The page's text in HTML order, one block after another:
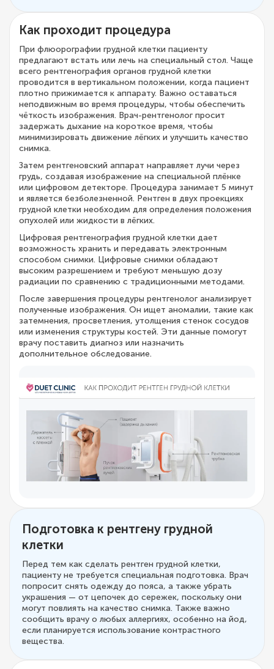
Как проходит процедура
При флюорографии грудной клетки пациенту
предлагают встать или лечь на специальный стол. Чаще
всего рентгенография органов грудной клетки
проводится в вертикальном положении, когда пациент
плотно прижимается к аппарату. Важно оставаться
неподвижным во время процедуры, чтобы обеспечить
чёткость изображения. Врач-рентгенолог просит
задержать дыхание на короткое время, чтобы
минимизировать движение лёгких и улучшить качество
снимка.
Затем рентгеновский аппарат направляет лучи через
грудь, создавая изображение на специальной плёнке
или цифровом детекторе. Процедура занимает 5 минут
и является безболезненной. Рентген в двух проекциях
грудной клетки необходим для определения положения
опухолей или жидкости в лёгких.
Цифровая рентгенография грудной клетки дает
возможность хранить и передавать электронным
способом снимки. Цифровые снимки обладают
высоким разрешением и требуют меньшую дозу
радиации по сравнению с традиционными методами.
После завершения процедуры рентгенолог анализирует
полученные изображения. Он ищет аномалии, такие как
затемнения, просветления, утолщения стенок сосудов
или изменения структуры костей. Эти данные помогут
врачу поставить диагноз или назначить
дополнительное обследование.
Подготовка к рентгену грудной
клетки
Перед тем как сделать рентген грудной клетки,
пациенту не требуется специальная подготовка. Врач
попросит снять одежду до пояса, а также убрать
украшения — от цепочек до сережек, поскольку они
могут повлиять на качество снимка. Также важно
сообщить врачу о любых аллергиях, особенно на йод,
если планируется использование контрастного
вещества.